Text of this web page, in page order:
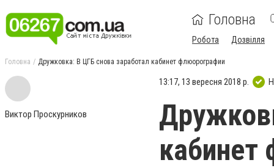
Головна
Робота Дозвілля
Головна Дружковка: В ЦГБ снова заработал кабинет флюорографии
Виктор Проскурников
13:17, 13 вересня 2018 р.
кабинет